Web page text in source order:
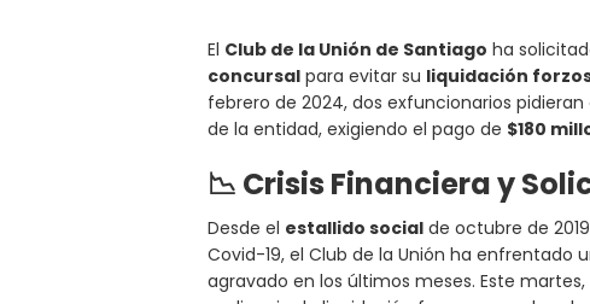
El Club de la Unión de Santiago ha
concursal para evitar su liquidación
febrero de 2024, dos exfuncionarios pidieran
de la entidad, exigiendo el pago de $180
📉 Crisis Financiera y
Desde el estallido social de octubre de
Covid-19, el Club de la Unión ha
agravado en los últimos meses. Este